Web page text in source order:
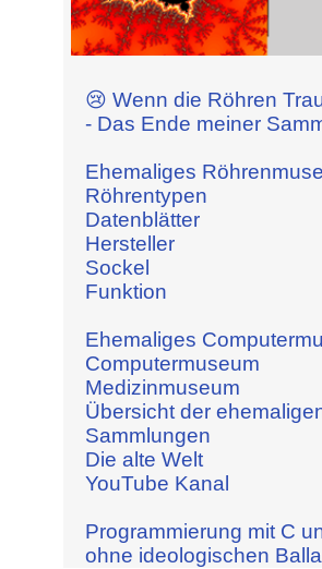
😢 Wenn die Röhren
- Das Ende meiner
Ehemaliges
Röhrentypen
Datenblätter
Hersteller
Sockel
Funktion
Ehemaliges
Computermuseum
Medizinmuseum
Übersicht der
Sammlungen
Die alte Welt
YouTube Kanal
Programmierung mit C
ohne ideologischen